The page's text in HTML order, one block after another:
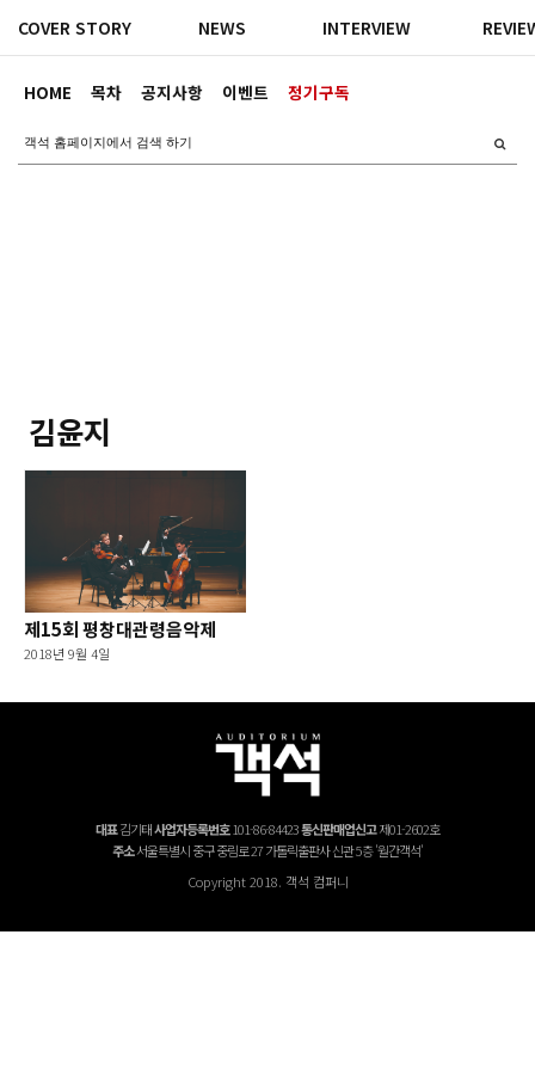
HOME 목차 공지사항 이벤트 정기구독
COVER STORY NEWS INTERVIEW
김윤지
제15회 평창대관령음악제
2018년 9월 4일
대표김기태사업자등록번호101-86-84423통신판매업신고제01-2602호
주소서울특별시 중구 중림로 27 가톨릭출판사 신관 5층 '월간객석'
Copyright 2018. 객석 컴퍼니